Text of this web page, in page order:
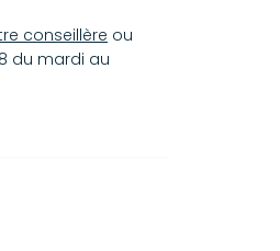
conseillère ou
du mardi au